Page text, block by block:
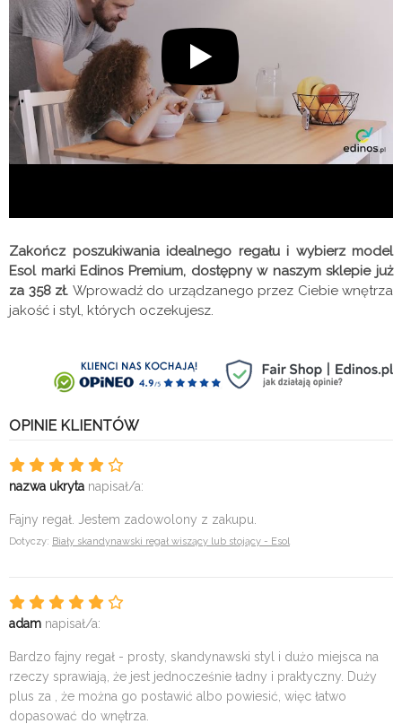
Zakończ poszukiwania idealnego regału i wybierz model
Esol marki Edinos Premium, dostępny w naszym sklepie już
za 358 zł. Wprowadź do urządzanego przez Ciebie wnętrza
jakość i styl, których oczekujesz.
OPINIE KLIENTÓW
nazwa ukryta napisał/a:
Fajny regał. Jestem zadowolony z zakupu.
Dotyczy: Biały skandynawski regał wiszący lub stojący - Esol
adam napisał/a:
Bardzo fajny regał - prosty, skandynawski styl i dużo miejsca na
rzeczy sprawiają, że jest jednocześnie ładny i praktyczny. Duży
plus za , że można go postawić albo powiesić, więc łatwo
dopasować do wnętrza.